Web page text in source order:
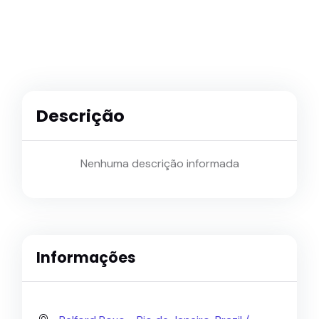
Descrição
Nenhuma descrição informada
Informações